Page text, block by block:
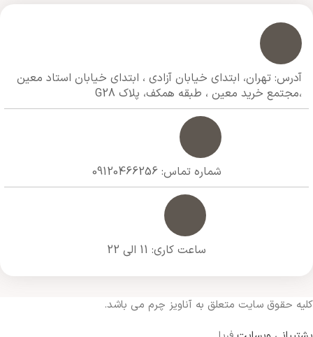
آدرس: تهران، ابتدای خیابان آزادی ،‌ ابتدای خیابان استاد معین
،مجتمع خرید معین ،‌ طبقه همکف،‌ پلاک G28
شماره تماس: 09120466256
ساعت کاری: 11 الی 22
کلیه حقوق سایت متعلق به آناویز چرم می باشد.